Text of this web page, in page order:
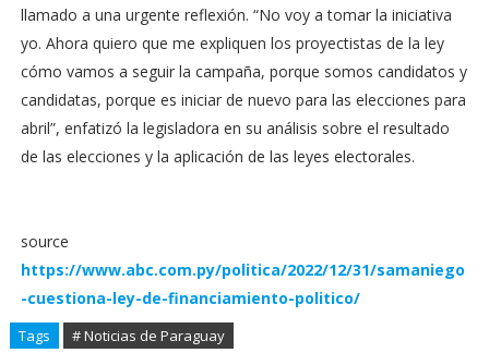
llamado a una urgente reflexión. “No voy a tomar la iniciativa
yo. Ahora quiero que me expliquen los proyectistas de la ley
cómo vamos a seguir la campaña, porque somos candidatos y
candidatas, porque es iniciar de nuevo para las elecciones para
abril”, enfatizó la legisladora en su análisis sobre el resultado
de las elecciones y la aplicación de las leyes electorales.
source
https://www.abc.com.py/politica/2022/12/31/samaniego
-cuestiona-ley-de-financiamiento-politico/
Tags # Noticias de Paraguay